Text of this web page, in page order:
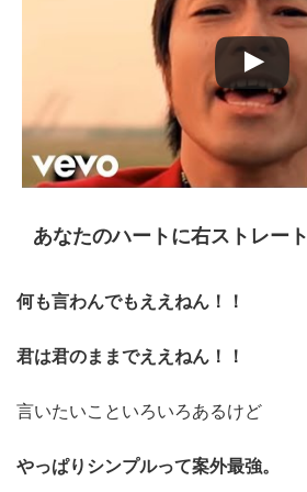
あなたのハートに右ストレート
何も言わんでもええねん！！
君は君のままでええねん！！
言いたいこといろいろあるけど
やっぱりシンプルって案外最強。